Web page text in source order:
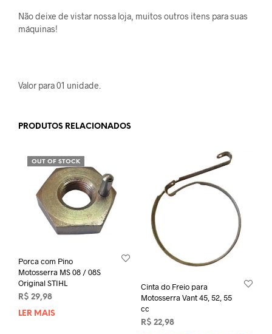
Não deixe de vistar nossa loja, muitos outros itens para suas
máquinas!
Valor para 01 unidade.
PRODUTOS RELACIONADOS
OUT OF STOCK
Porca com Pino
Motosserra MS 08 / 08S
Original STIHL
R$ 29,98
LER MAIS
Cinta do Freio para
Motosserra Vant 45, 52, 55
cc
R$ 22,98